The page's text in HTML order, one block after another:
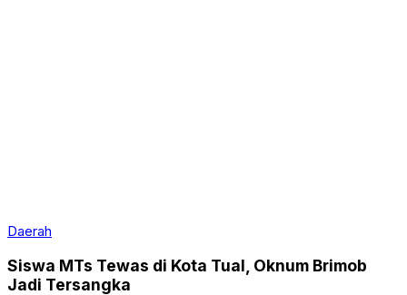
Daerah
Siswa MTs Tewas di Kota Tual, Oknum Brimob
Jadi Tersangka